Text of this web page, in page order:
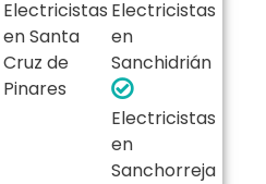
Electricistas
en Santa
Cruz de
Pinares
Electricistas
en
Sanchidrián
Electricistas
en
Sanchorreja